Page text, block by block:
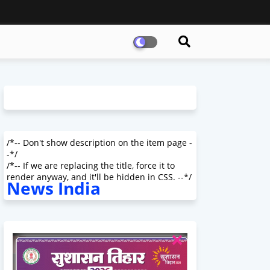
/*-- Don't show description on the item page -
-*/
/*-- If we are replacing the title, force it to
render anyway, and it'll be hidden in CSS. --*/
News India